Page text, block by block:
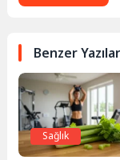
Benzer Yazılar
Sağlık